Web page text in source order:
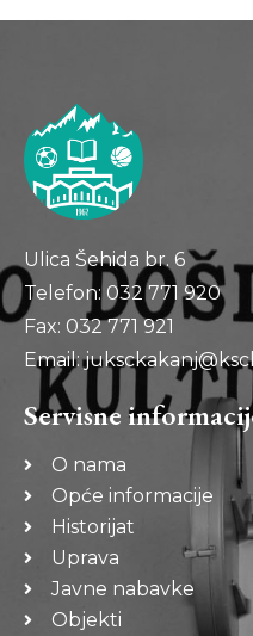
Ulica Šehida br. 6
Telefon: 032 771 920
Fax: 032 771 921
Email:
Servisne
O nama
Opće informacije
Historijat
Uprava
Javne nabavke
Objekti